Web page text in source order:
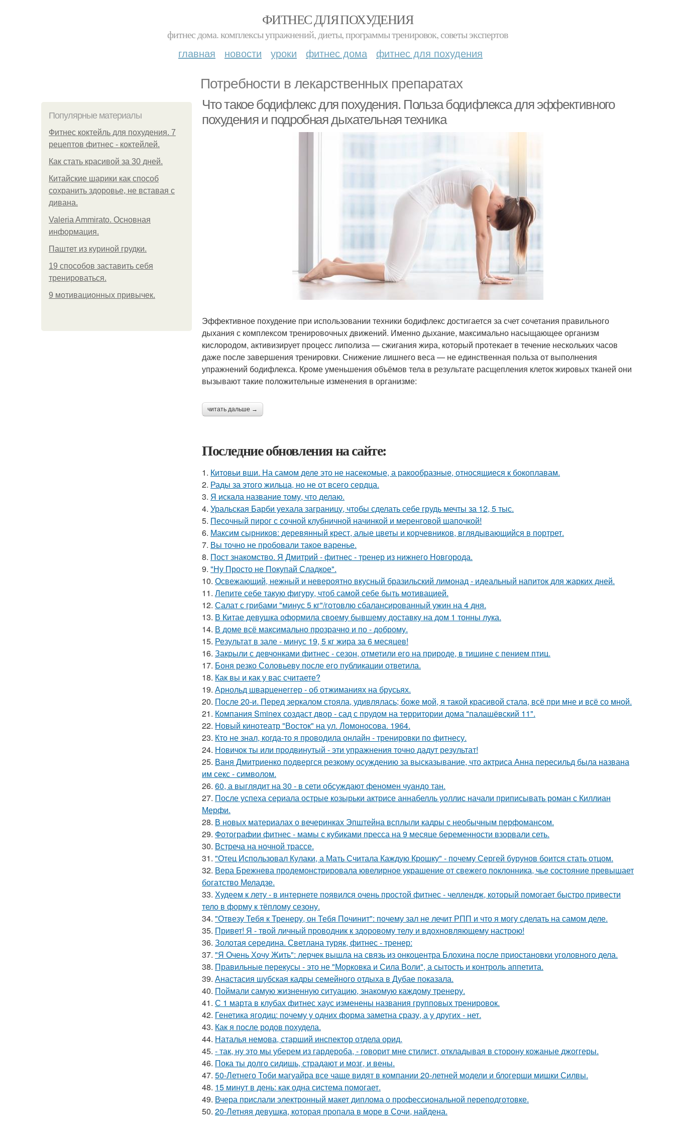
ФИТНЕС ДЛЯ ПОХУДЕНИЯ
фитнес дома. комплексы упражнений, диеты, программы тренировок, советы экспертов
главная новости уроки фитнес дома фитнес для похудения
Потребности в лекарственных препаратах
Популярные материалы
Фитнес коктейль для похудения. 7
рецептов фитнес - коктейлей.
Как стать красивой за 30 дней.
Китайские шарики как способ
сохранить здоровье, не вставая с
дивана.
Valeria Ammirato. Основная
информация.
Паштет из куриной грудки.
19 способов заставить себя
тренироваться.
9 мотивационных привычек.
Что такое бодифлекс для похудения. Польза бодифлекса для эффективного
похудения и подробная дыхательная техника
Эффективное похудение при использовании техники бодифлекс достигается за счет сочетания правильного
дыхания с комплексом тренировочных движений. Именно дыхание, максимально насыщающее организм
кислородом, активизирует процесс липолиза — сжигания жира, который протекает в течение нескольких часов
даже после завершения тренировки. Снижение лишнего веса — не единственная польза от выполнения
упражнений бодифлекса. Кроме уменьшения объёмов тела в результате расщепления клеток жировых тканей они
вызывают такие положительные изменения в организме:
читать дальше →
Последние обновления на сайте:
1. Китовьи вши. На самом деле это не насекомые, а ракообразные, относящиеся к бокоплавам.
2. Рады за этого жильца, но не от всего сердца.
3. Я искала название тому, что делаю.
4. Уральская Барби уехала заграницу, чтобы сделать себе грудь мечты за 12, 5 тыс.
5. Песочный пирог с сочной клубничной начинкой и меренговой шапочкой!
6. Максим сырников: деревянный крест, алые цветы и корчевников, вглядывающийся в портрет.
7. Вы точно не пробовали такое варенье.
8. Пост знакомство. Я Дмитрий - фитнес - тренер из нижнего Новгорода.
9. "Ну Просто не Покупай Сладкое".
10. Освежающий, нежный и невероятно вкусный бразильский лимонад - идеальный напиток для жарких дней.
11. Лепите себе такую фигуру, чтоб самой себе быть мотивацией.
12. Салат с грибами "минус 5 кг"/готовлю сбалансированный ужин на 4 дня.
13. В Китае девушка оформила своему бывшему доставку на дом 1 тонны лука.
14. В доме всё максимально прозрачно и по - доброму.
15. Результат в зале - минус 19, 5 кг жира за 6 месяцев!
16. Закрыли с девчонками фитнес - сезон, отметили его на природе, в тишине с пением птиц.
17. Боня резко Соловьеву после его публикации ответила.
18. Как вы и как у вас считаете?
19. Арнольд шварценеггер - об отжиманиях на брусьях.
20. После 20-и. Перед зеркалом стояла, удивлялась; боже мой, я такой красивой стала, всё при мне и всё со мной.
21. Компания Sminex создаст двор - сад с прудом на территории дома "палашёвский 11".
22. Новый кинотеатр "Восток" на ул. Ломоносова. 1964.
23. Кто не знал, когда-то я проводила онлайн - тренировки по фитнесу.
24. Новичок ты или продвинутый - эти упражнения точно дадут результат!
25. Ваня Дмитриенко подвергся резкому осуждению за высказывание, что актриса Анна пересильд была названа
им секс - символом.
26. 60, а выглядит на 30 - в сети обсуждают феномен чуандо тан.
27. После успеха сериала острые козырьки актрисе аннабелль уоллис начали приписывать роман с Киллиан
Мерфи.
28. В новых материалах о вечеринках Эпштейна всплыли кадры с необычным перфомансом.
29. Фотографии фитнес - мамы с кубиками пресса на 9 месяце беременности взорвали сеть.
30. Встреча на ночной трассе.
31. "Отец Использовал Кулаки, а Мать Считала Каждую Крошку" - почему Сергей бурунов боится стать отцом.
32. Вера Брежнева продемонстрировала ювелирное украшение от свежего поклонника, чье состояние превышает
богатство Меладзе.
33. Худеем к лету - в интернете появился очень простой фитнес - челлендж, который помогает быстро привести
тело в форму к тёплому сезону.
34. "Отвезу Тебя к Тренеру, он Тебя Починит": почему зал не лечит РПП и что я могу сделать на самом деле.
35. Привет! Я - твой личный проводник к здоровому телу и вдохновляющему настрою!
36. Золотая середина. Светлана туряк, фитнес - тренер:
37. "Я Очень Хочу Жить": лерчек вышла на связь из онкоцентра Блохина после приостановки уголовного дела.
38. Правильные перекусы - это не "Морковка и Сила Воли", а сытость и контроль аппетита.
39. Анастасия шубская кадры семейного отдыха в Дубае показала.
40. Поймали самую жизненную ситуацию, знакомую каждому тренеру.
41. С 1 марта в клубах фитнес хаус изменены названия групповых тренировок.
42. Генетика ягодиц: почему у одних форма заметна сразу, а у других - нет.
43. Как я после родов похудела.
44. Наталья немова, старший инспектор отдела орид.
45. - так, ну это мы уберем из гардероба, - говорит мне стилист, откладывая в сторону кожаные джоггеры.
46. Пока ты долго сидишь, страдают и мозг, и вены.
47. 50-Летнего Тоби магуайра все чаще видят в компании 20-летней модели и блогерши мишки Силвы.
48. 15 минут в день: как одна система помогает.
49. Вчера прислали электронный макет диплома о профессиональной переподготовке.
50. 20-Летняя девушка, которая пропала в море в Сочи, найдена.